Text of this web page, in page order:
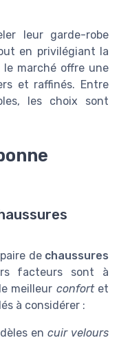
leur garde-robe
en privilégiant la
marché offre une
et raffinés. Entre
les choix sont
de chaussures
facteurs sont à
meilleur confortet
à considérer :
encuir velours